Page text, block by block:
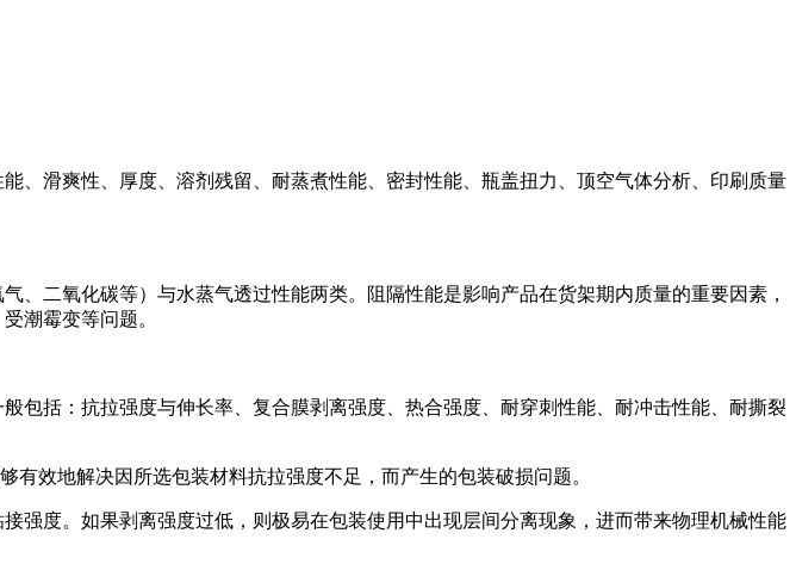
、滑爽性、厚度、溶剂残留、耐蒸煮性能、密封性能、瓶盖扭力、顶空气体分析、印刷质量
二氧化碳等）与水蒸气透过性能两类。阻隔性能是影响产品在货架期内质量的重要因素，
潮霉变等问题。
包括：抗拉强度与伸长率、复合膜剥离强度、热合强度、耐穿刺性能、耐冲击性能、耐撕裂
有效地解决因所选包装材料抗拉强度不足，而产生的包装破损问题。
强度。如果剥离强度过低，则极易在包装使用中出现层间分离现象，进而带来物理机械性能